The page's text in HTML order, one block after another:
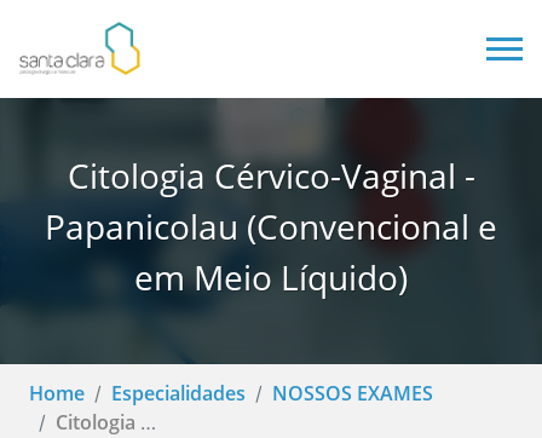
Citologia Cérvico-Vaginal -
Papanicolau (Convencional e
em Meio Líquido)
Home Especialidades
NOSSOS EXAMES
Citologia Cérvico-Vaginal - Papanicolau (Convencional e em Meio Líquido)